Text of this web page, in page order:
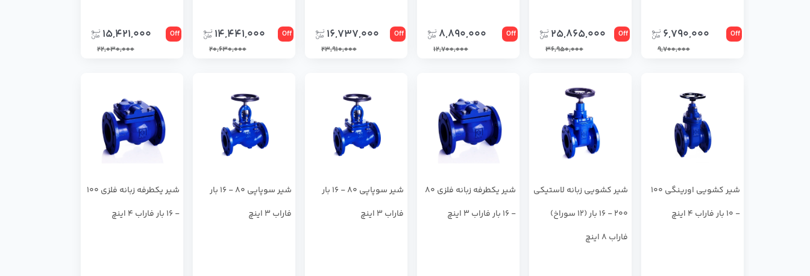
Off
6,790,000
9,700,000
Off
25,865,000
36,950,000
Off
8,890,000
12,700,000
Off
16,737,000
23,910,000
Off
14,441,000
20,630,000
Off
15,421,000
22,030,000
شیر کشویی اورینگی 100
- 10 بار فاراب 4 اینچ
شیر کشویی زبانه لاستیکی
200 - 16 بار (12 سوراخ)
فاراب 8 اینچ
شیر یکطرفه زبانه فلزی 80
- 16 بار فاراب 3 اینچ
شير سوپاپي 80 - 16 بار
فاراب 3 اینچ
شیر سوپاپی 80 - 16 بار
فاراب 3 اینچ
شیر یکطرفه زبانه فلزی 100
- 16 بار فاراب 4 اینچ